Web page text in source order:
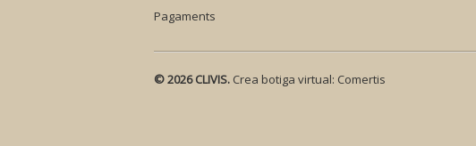
Pagaments
© 2026 CLIVIS. Crea botiga virtual: Comertis